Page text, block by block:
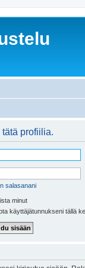
profiilia.
salasanani
minut
käyttäjätunnukseni tällä